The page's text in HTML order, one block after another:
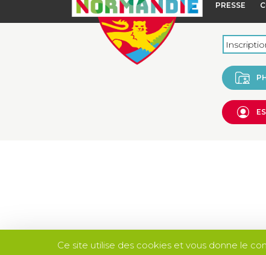
PRESSE
Ce site utilise des cookies et vous donne le